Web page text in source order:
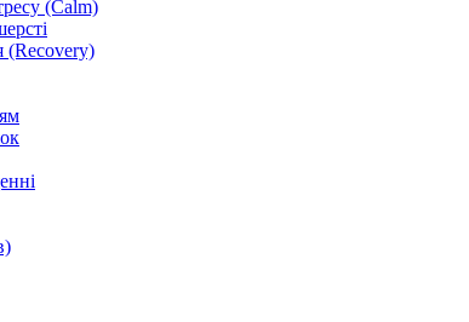
(Calm)
(Recovery)